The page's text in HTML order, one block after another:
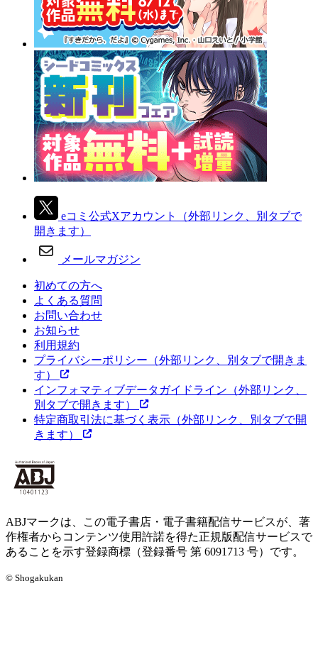
eコミ公式Xアカウント
（外部リンク、別タブで
開きます）
メールマガジン
初めての方へ
よくある質問
お問い合わせ
お知らせ
利用規約
プライバシーポリシー （外部リンク、別タブで開きま
す）
インフォマティブデータガイドライン （外部リンク、
別タブで開きます）
特定商取引法に基づく表示 （外部リンク、別タブで開
きます）
ABJマークは、この電子書店・電子書籍配信サービスが、著
作権者からコンテンツ使用許諾を得た正規版配信サービスで
あることを示す登録商標（登録番号 第 6091713 号）です。
© Shogakukan